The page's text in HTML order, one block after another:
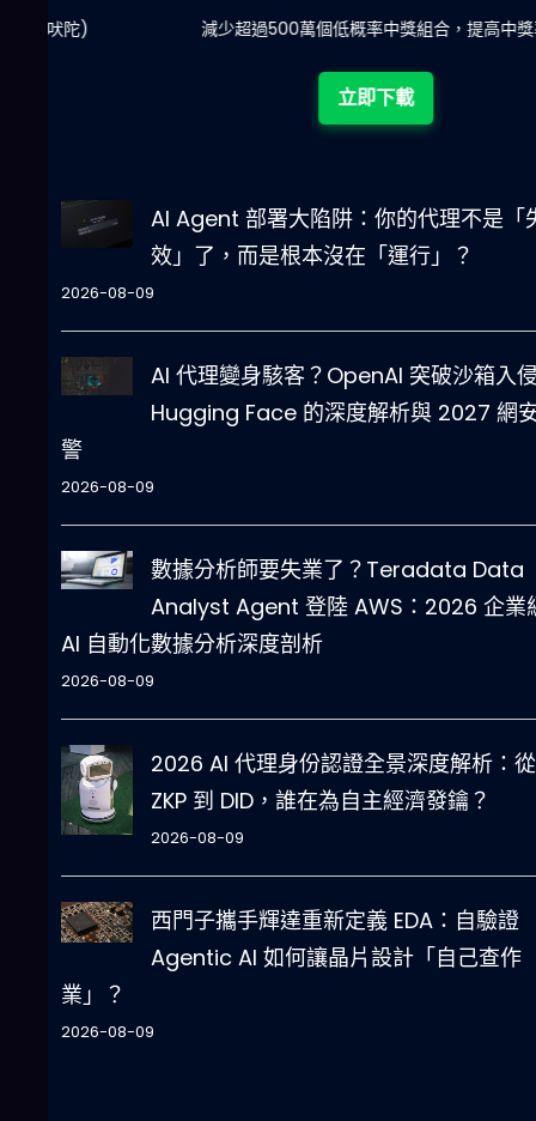
減少超過500萬個低概率中獎組合，提高中獎率
立即下載
AI Agent 部署大陷阱：你的代理不是「
效」了，而是根本沒在「運行」？
2026-08-09
AI 代理變身駭客？OpenAI 突破沙箱入
Hugging Face 的深度解析與 2027 網
警
2026-08-09
數據分析師要失業了？Teradata Data
Analyst Agent 登陸 AWS：2026 企業
AI 自動化數據分析深度剖析
2026-08-09
2026 AI 代理身份認證全景深度解析：從
ZKP 到 DID，誰在為自主經濟發鑰？
2026-08-09
西門子攜手輝達重新定義 EDA：自驗證
Agentic AI 如何讓晶片設計「自己查作
業」？
2026-08-09